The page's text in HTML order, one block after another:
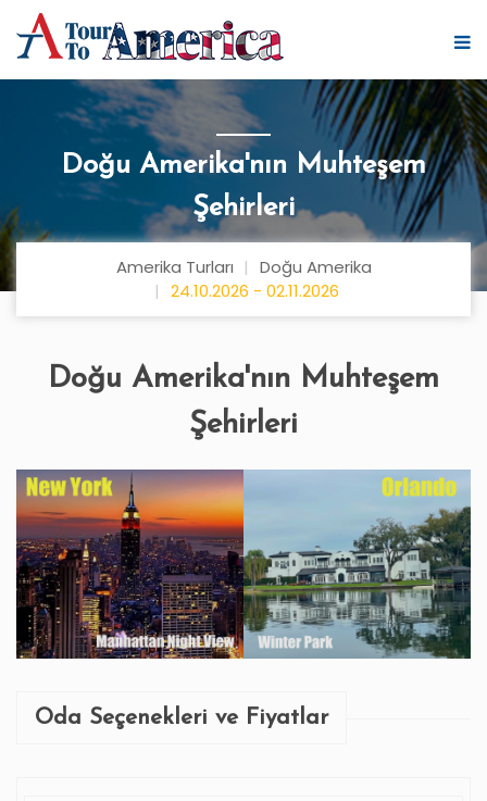
Doğu Amerika'nın Muhteşem
Şehirleri
Amerika Turları
Doğu Amerika
24.10.2026 - 02.11.2026
Doğu Amerika'nın Muhteşem
Şehirleri
Oda Seçenekleri ve Fiyatlar